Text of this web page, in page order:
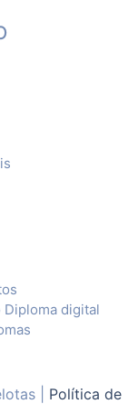
Diploma digital
| Política de